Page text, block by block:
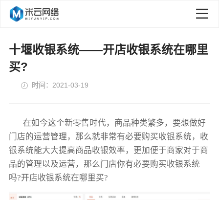
十堰收银系统——开店收银系统在哪里
买?
时间：2021-03-19
在如今这个新零售时代，商品种类繁多，要想做好
门店的运营管理，那么就非常有必要购买收银系统，收
银系统能大大提高商品收银效率，更加便于商家对于商
品的管理以及运营，那么门店你有必要购买收银系统
吗?开店收银系统在哪里买?